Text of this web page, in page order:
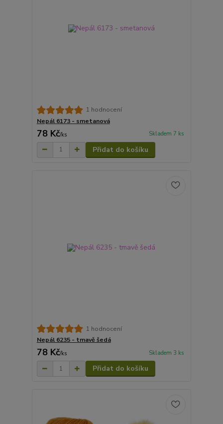
1 hodnocení
Nepál 6173 - smetanová
78 Kč/ks Skladem 7 ks
Přidat do košíku
1 hodnocení
Nepál 6235 - tmavě šedá
78 Kč/ks Skladem 3 ks
Přidat do košíku